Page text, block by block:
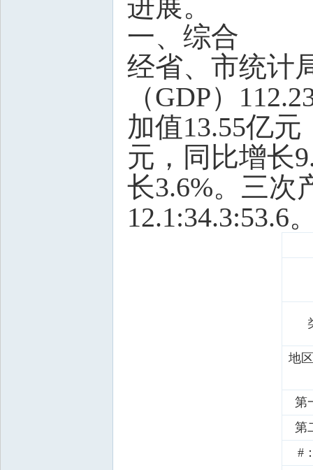
进展。
一、综合
经省、市统计
（GDP）
加值13.55亿
元，同比增长
长3.6%。三次
12.1:34.3:53.6
地
第
第
#